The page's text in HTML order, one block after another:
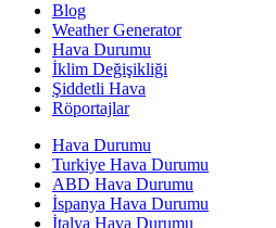
Blog
Weather Generator
Hava Durumu
İklim Değişikliği
Şiddetli Hava
Röportajlar
Hava Durumu
Turkiye Hava Durumu
ABD Hava Durumu
İspanya Hava Durumu
İtalya Hava Durumu